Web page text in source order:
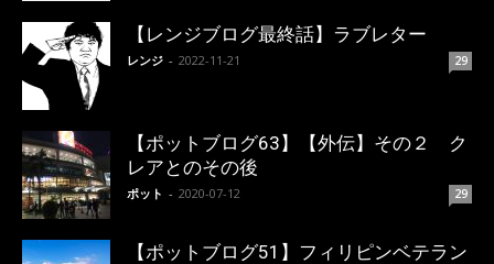
【レンジブログ最終話】ラブレター
レンジ - 2022-11-21 29
【ポットブログ63】【外伝】その２ ク
レアとのその後
ポット - 2020-07-12 29
【ポットブログ51】フィリピンベテラン